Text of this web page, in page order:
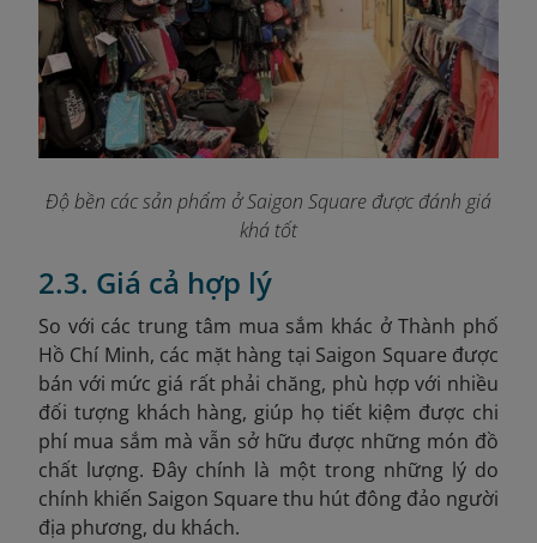
Độ bền các sản phẩm ở Saigon Square được đánh giá
khá tốt
2.3. Giá cả hợp lý
So với các trung tâm mua sắm khác ở Thành phố
Hồ Chí Minh, các mặt hàng tại Saigon Square được
bán với mức giá rất phải chăng, phù hợp với nhiều
đối tượng khách hàng, giúp họ tiết kiệm được chi
phí mua sắm mà vẫn sở hữu được những món đồ
chất lượng. Đây chính là một trong những lý do
chính khiến Saigon Square thu hút đông đảo người
địa phương, du khách.